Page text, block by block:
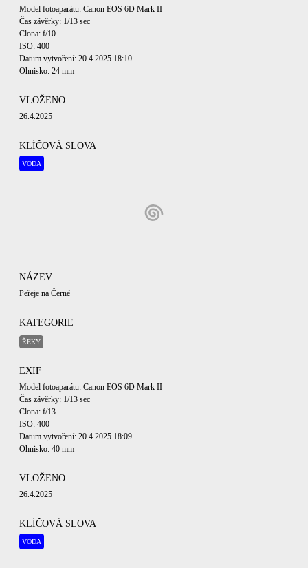
Model fotoaparátu: Canon EOS 6D Mark II
Čas závěrky: 1/13 sec
Clona: f/10
ISO: 400
Datum vytvoření: 20.4.2025 18:10
Ohnisko: 24 mm
VLOŽENO
26.4.2025
KLÍČOVÁ SLOVA
VODA
NÁZEV
Peřeje na Černé
KATEGORIE
ŘEKY
EXIF
Model fotoaparátu: Canon EOS 6D Mark II
Čas závěrky: 1/13 sec
Clona: f/13
ISO: 400
Datum vytvoření: 20.4.2025 18:09
Ohnisko: 40 mm
VLOŽENO
26.4.2025
KLÍČOVÁ SLOVA
VODA